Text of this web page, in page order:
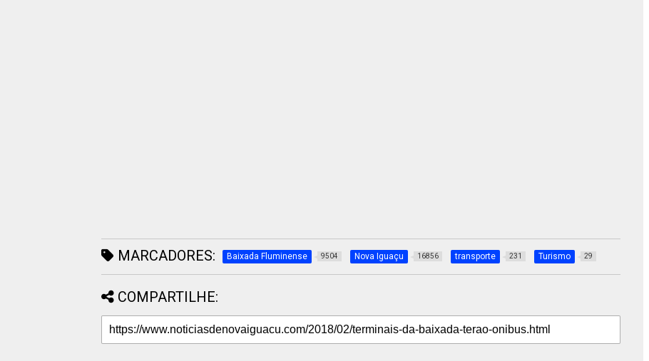
MARCADORES: Baixada Fluminense 9504 Nova Iguaçu 16856 transporte 231 Turismo 29
COMPARTILHE: